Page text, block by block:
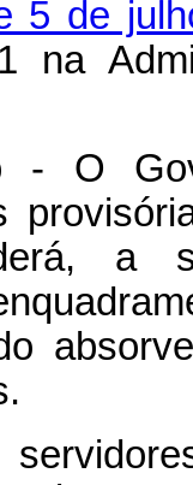
5 de
na
- O
a